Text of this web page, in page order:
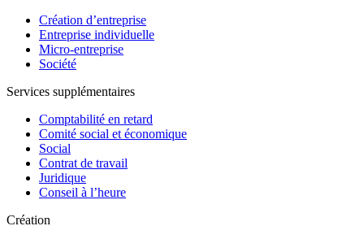
Création d’entreprise
Entreprise individuelle
Micro-entreprise
Société
Services supplémentaires
Comptabilité en retard
Comité social et économique
Social
Contrat de travail
Juridique
Conseil à l’heure
Création